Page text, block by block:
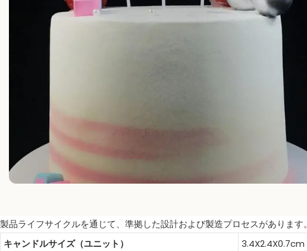
製品ライフサイクルを通じて、準拠した設計および製造プロセスがあります。
キャンドルサイズ（ユニット）
3.4X2.4X0.7cm